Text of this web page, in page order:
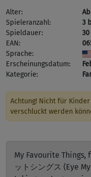
Alter:
Spieleranzahl:
3
Spieldauer:
EAN:
Sprache:
Erscheinungsdatum:
Kategorie:
Achtung! Nicht für
verschluckt werden
My Favourite Things,
ットシングス (Eye